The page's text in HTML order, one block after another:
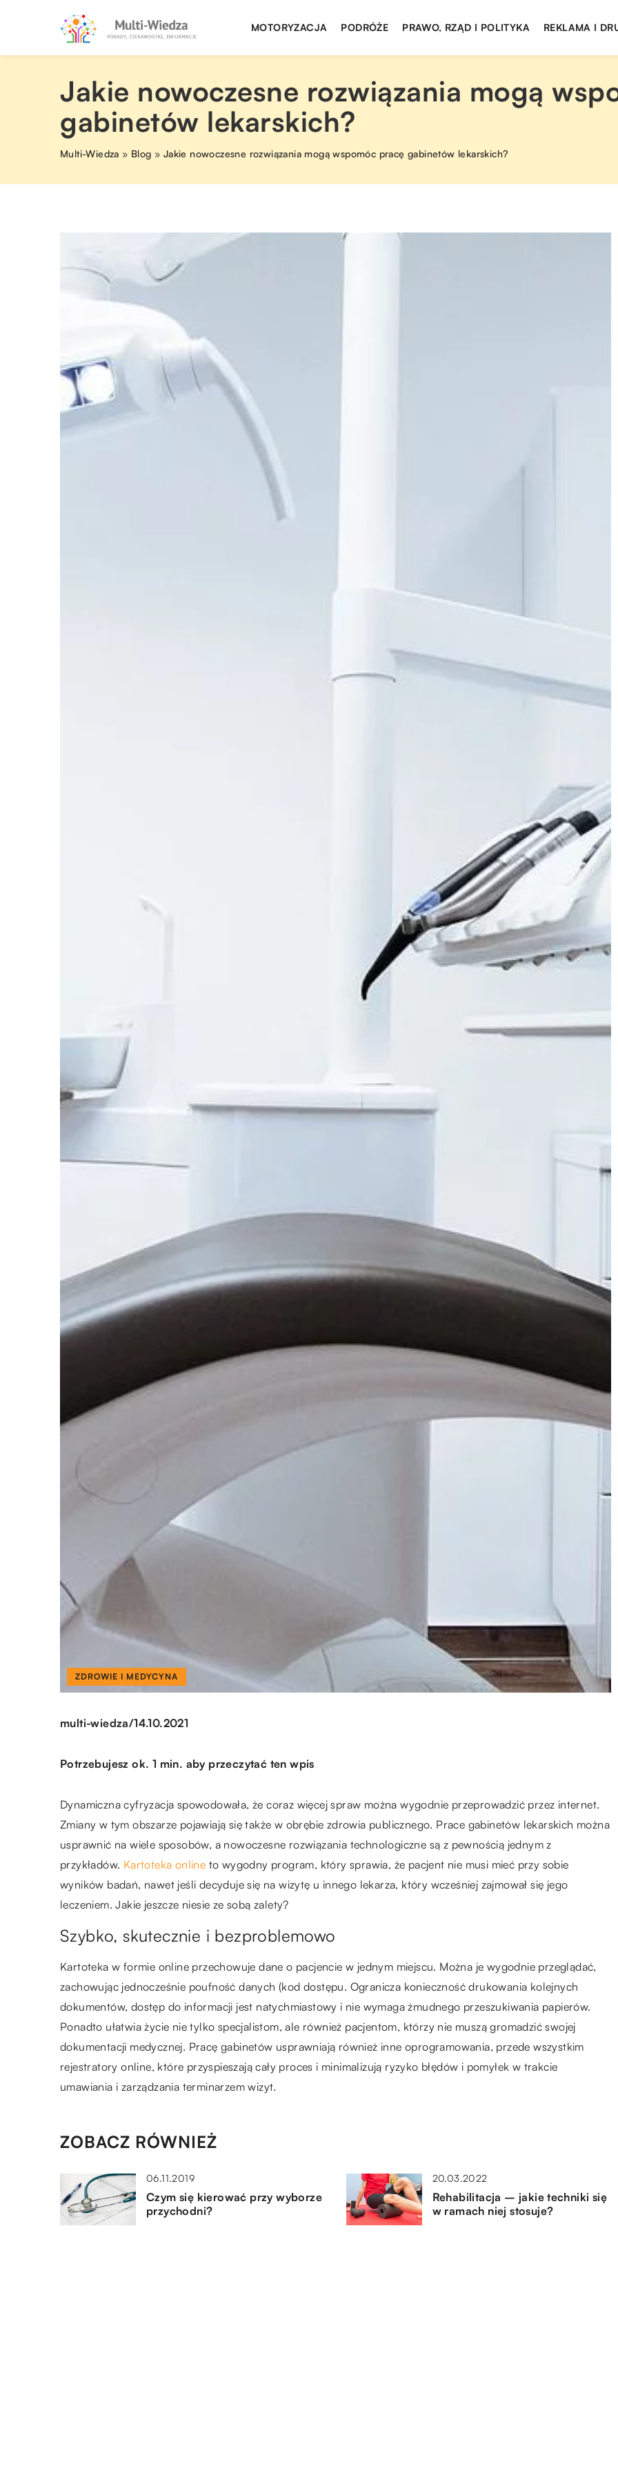
MOTORYZACJA PODRÓŻE PRAWO, RZĄD I POLITYKA REKLAMA I
Jakie nowoczesne rozwiązania mogą
gabinetów lekarskich?
Multi-Wiedza » Blog » Jakie nowoczesne rozwiązania mogą wspomóc pracę gabinetów lekarskich?
ZDROWIE I MEDYCYNA
multi-wiedza/14.10.2021
Potrzebujesz ok. 1 min. aby przeczytać ten wpis
Dynamiczna cyfryzacja spowodowała, że coraz więcej spraw można wygodnie przeprowadzić przez internet.
Zmiany w tym obszarze pojawiają się także w obrębie zdrowia publicznego. Prace gabinetów lekarskich można
usprawnić na wiele sposobów, a nowoczesne rozwiązania technologiczne są z pewnością jednym z
przykładów. Kartoteka online to wygodny program, który sprawia, że pacjent nie musi mieć przy sobie
wyników badań, nawet jeśli decyduje się na wizytę u innego lekarza, który wcześniej zajmował się jego
leczeniem. Jakie jeszcze niesie ze sobą zalety?
Szybko, skutecznie i bezproblemowo
Kartoteka w formie online przechowuje dane o pacjencie w jednym miejscu. Można je wygodnie przeglądać,
zachowując jednocześnie poufność danych (kod dostępu. Ogranicza konieczność drukowania kolejnych
dokumentów, dostęp do informacji jest natychmiastowy i nie wymaga żmudnego przeszukiwania papierów.
Ponadto ułatwia życie nie tylko specjalistom, ale również pacjentom, którzy nie muszą gromadzić swojej
dokumentacji medycznej. Pracę gabinetów usprawniają również inne oprogramowania, przede wszystkim
rejestratory online, które przyspieszają cały proces i minimalizują ryzyko błędów i pomyłek w trakcie
umawiania i zarządzania terminarzem wizyt.
ZOBACZ RÓWNIEŻ
06.11.2019
Czym się kierować przy wyborze
przychodni?
20.03.2022
Rehabilitacja – jakie techniki się
w ramach niej stosuje?